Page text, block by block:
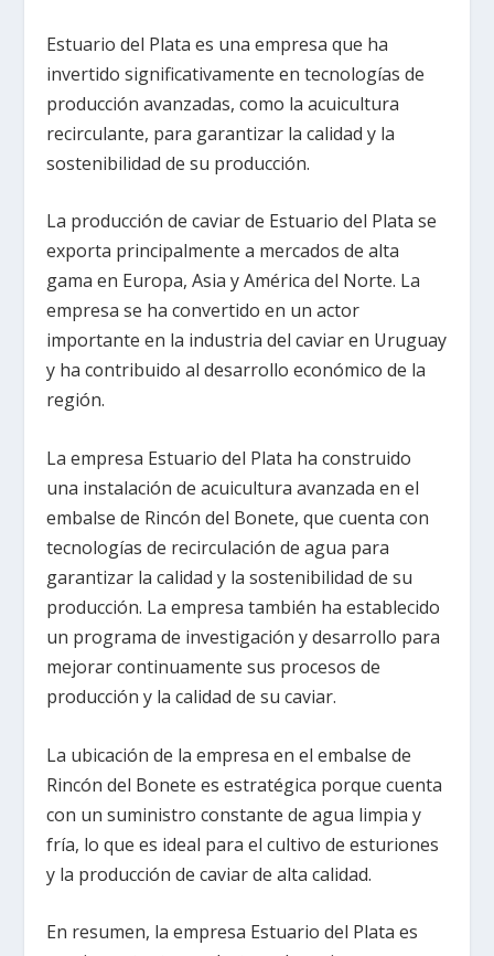
Estuario del Plata es una empresa que ha
invertido significativamente en tecnologías de
producción avanzadas, como la acuicultura
recirculante, para garantizar la calidad y la
sostenibilidad de su producción.
La producción de caviar de Estuario del Plata se
exporta principalmente a mercados de alta
gama en Europa, Asia y América del Norte. La
empresa se ha convertido en un actor
importante en la industria del caviar en Uruguay
y ha contribuido al desarrollo económico de la
región.
La empresa Estuario del Plata ha construido
una instalación de acuicultura avanzada en el
embalse de Rincón del Bonete, que cuenta con
tecnologías de recirculación de agua para
garantizar la calidad y la sostenibilidad de su
producción. La empresa también ha establecido
un programa de investigación y desarrollo para
mejorar continuamente sus procesos de
producción y la calidad de su caviar.
La ubicación de la empresa en el embalse de
Rincón del Bonete es estratégica porque cuenta
con un suministro constante de agua limpia y
fría, lo que es ideal para el cultivo de esturiones
y la producción de caviar de alta calidad.
En resumen, la empresa Estuario del Plata es